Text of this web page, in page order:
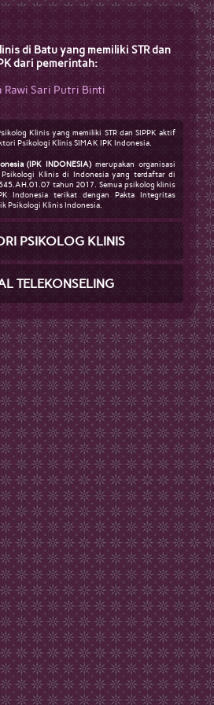
di Batu yang memiliki STR dan
dari pemerintah:
Rawi Sari Putri Binti
Klinis yang memiliki STR dan SIPPK aktif
Psikologi Klinis SIMAK IPK Indonesia.
(IPK INDONESIA)merupakan organisasi
Psikologi Klinis di Indonesia yang terdaftar di
tahun 2017. Semua psikolog klinis
Indonesia terikat dengan Pakta Integritas
Psikologi Klinis Indonesia.
PSIKOLOG KLINIS
TELEKONSELING